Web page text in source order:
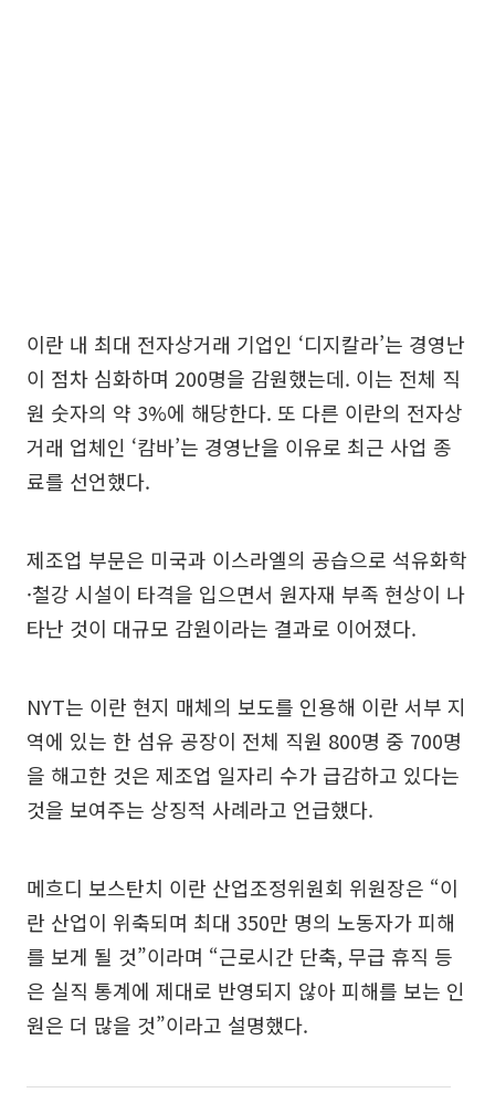
이란 내 최대 전자상거래 기업인 ‘디지칼라’는 경영난
이 점차 심화하며 200명을 감원했는데. 이는 전체 직
원 숫자의 약 3%에 해당한다. 또 다른 이란의 전자상
거래 업체인 ‘캄바’는 경영난을 이유로 최근 사업 종
료를 선언했다.
제조업 부문은 미국과 이스라엘의 공습으로 석유화학
·철강 시설이 타격을 입으면서 원자재 부족 현상이 나
타난 것이 대규모 감원이라는 결과로 이어졌다.
NYT는 이란 현지 매체의 보도를 인용해 이란 서부 지
역에 있는 한 섬유 공장이 전체 직원 800명 중 700명
을 해고한 것은 제조업 일자리 수가 급감하고 있다는
것을 보여주는 상징적 사례라고 언급했다.
메흐디 보스탄치 이란 산업조정위원회 위원장은 “이
란 산업이 위축되며 최대 350만 명의 노동자가 피해
를 보게 될 것”이라며 “근로시간 단축, 무급 휴직 등
은 실직 통계에 제대로 반영되지 않아 피해를 보는 인
원은 더 많을 것”이라고 설명했다.